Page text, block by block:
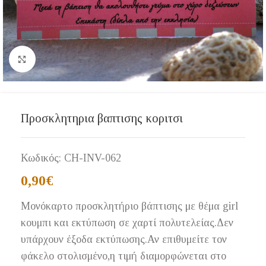
Click to enlarge
Προσκλητηρια βαπτισης κοριτσι
Κωδικός: CH-INV-062
0,90€
Μονόκαρτο προσκλητήριο βάπτισης με θέμα girl
κουμπι και εκτύπωση σε χαρτί πολυτελείας.Δεν
υπάρχουν έξοδα εκτύπωσης.Αν επιθυμείτε τον
φάκελο στολισμένο,η τιμή διαμορφώνεται στο